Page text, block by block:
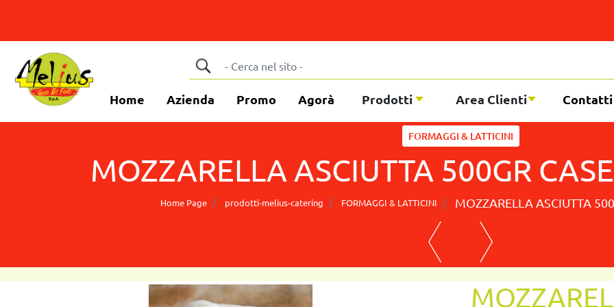
Home Azienda Promo Agorà Prodotti Area Clienti Contatti
FORMAGGI & LATTICINI
MOZZARELLA ASCIUTTA 500GR
Home Page prodotti-melius-catering FORMAGGI & LATTICINI MOZZARELLA ASCIUTTA